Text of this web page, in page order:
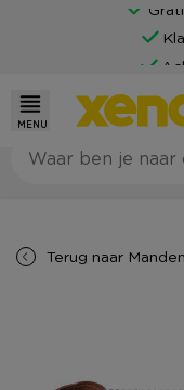
MENU
Terug naar Manden